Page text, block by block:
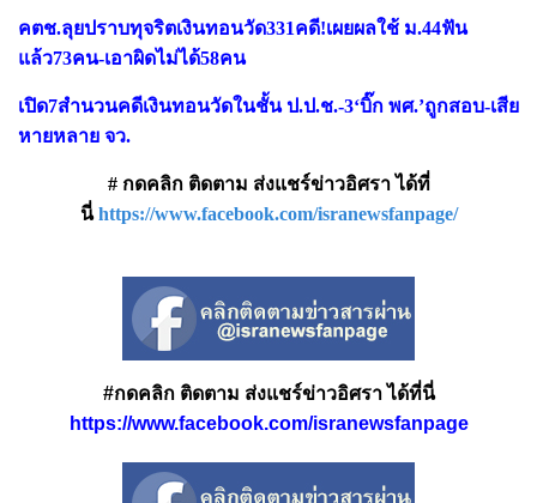
คตช.ลุยปราบทุจริตเงินทอนวัด331คดี!เผยผลใช้ ม.44ฟัน
แล้ว73คน-เอาผิดไม่ได้58คน
เปิด7สำนวนคดีเงินทอนวัดในชั้น ป.ป.ช.-3‘บิ๊ก พศ.’ถูกสอบ-เสีย
หายหลาย จว.
# กดคลิก ติดตาม ส่งแชร์ข่าวอิศรา ได้ที่
นี่https://www.facebook.com/isranewsfanpage/
#กดคลิก ติดตาม ส่งแชร์ข่าวอิศรา ได้ที่นี่
https://www.facebook.com/isranewsfanpage